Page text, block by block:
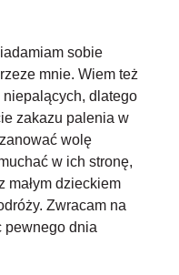
sobie
mnie. Wiem też
dlatego
zakazu palenia w
wolę
w ich stronę,
małym dzieckiem
Zwracam na
pewnego dnia